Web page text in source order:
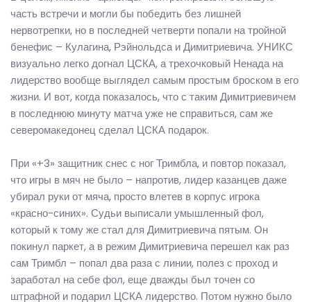
часть встречи и могли бы победить без лишней
нервотрепки, но в последней четверти попали на тройной
бенефис – Кулагина, Рэйнольдса и Димитриевича. УНИКС
визуально легко догнал ЦСКА, а трехочковый Ненада на
лидерство вообще выглядел самым простым броском в его
жизни. И вот, когда показалось, что с таким Димитриевичем
в последнюю минуту матча уже не справиться, сам же
северомакедонец сделал ЦСКА подарок.
При «+3» защитник снес с ног Тримбла, и повтор показал,
что игры в мяч не было – напротив, лидер казанцев даже
убирал руки от мяча, просто влетев в корпус игрока
«красно-синих». Судьи выписали умышленный фол,
который к тому же стал для Димитриевича пятым. Он
покинул паркет, а в режим Димитриевича перешел как раз
сам Тримбл – попал два раза с линии, полез с проход и
заработал на себе фол, еще дважды был точен со
штрафной и подарил ЦСКА лидерство. Потом нужно было